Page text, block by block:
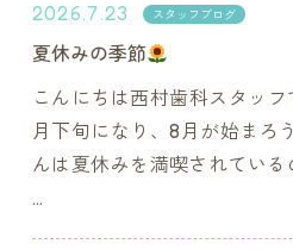
2026.7.23 スタッフブログ
夏休みの季節
こんにちは西村歯科スタッフ
月下旬になり、8月が始まろ
んは夏休みを満喫されている
...